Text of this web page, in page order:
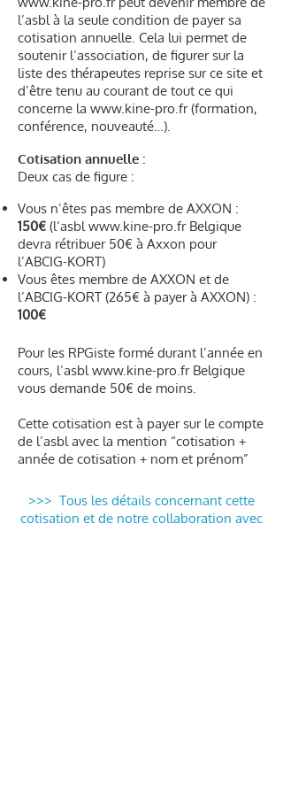
l’asbl à la seule condition de payer sa
cotisation annuelle. Cela lui permet de
soutenir l’association, de figurer sur la
liste des thérapeutes reprise sur ce site et
d’être tenu au courant de tout ce qui
concerne la www.kine-pro.fr(formation,
conférence, nouveauté…).
Cotisation annuelle :
Deux cas de figure :
Vous n’êtes pas membre de AXXON :
150€ (l’asblwww.kine-pro.frBelgique
devra rétribuer 50€ à Axxon pour
l’ABCIG-KORT)
Vous êtes membre de AXXON et de
l’ABCIG-KORT (265€ à payer à AXXON) :
100€
Pour les RPGiste formé durant l’année en
cours, l’asblwww.kine-pro.frBelgique
vous demande 50€ de moins.
Cette cotisation est à payer sur le compte
de l’asbl avec la mention “cotisation +
année de cotisation + nom et prénom”
>>> Tous les détails concernant cette
cotisation et de notre collaboration avec